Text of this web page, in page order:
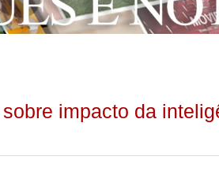
impacto da